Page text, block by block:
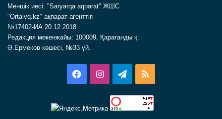
Меншік иесі: "Saryarqa aqparat" ЖШС
"Ortalyq.kz" ақпарат агенттігі
№17402-ИА 20.12.2018
Редакция мекенжайы: 100009, Қарағанды қ.
Ә.Ермеков көшесі, №33 үй.
FacebookInstagramTelegram